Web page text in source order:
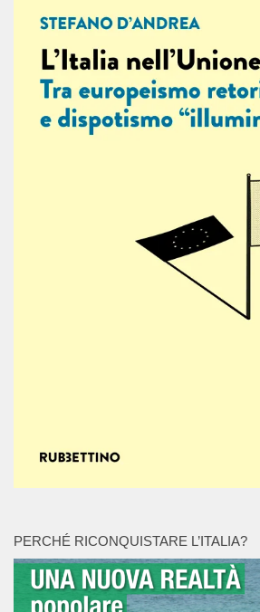
PERCHÉ RICONQUISTARE L’ITALIA?